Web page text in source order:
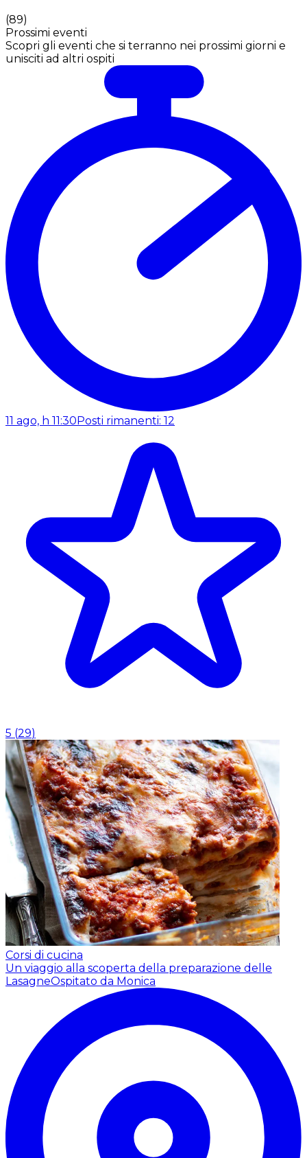
(89)
Prossimi eventi
Scopri gli eventi che si terranno nei prossimi giorni e
unisciti ad altri ospiti
11 ago, h 11:30 Posti rimanenti: 12
5 (29)
Corsi di cucina
Un viaggio alla scoperta della preparazione delle
LasagneOspitato da Monica